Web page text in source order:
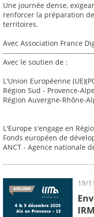
Une journée dense,
renforcer la préparation
territoires.
Avec Association France
Avec le soutien de :
L'Union Européenne
Région Sud - Provence-
Région Auvergne-Rhône-
L'Europe s'engage en
Fonds européen de
ANCT - Agence nationale
19/